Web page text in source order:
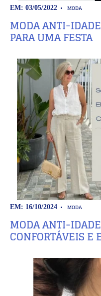
EM: 03/05/2022 MODA
MODA ANTI-
PARA UMA FESTA
EM: 16/10/2024 MODA
MODA ANTI-
CONFORTÁVEIS E